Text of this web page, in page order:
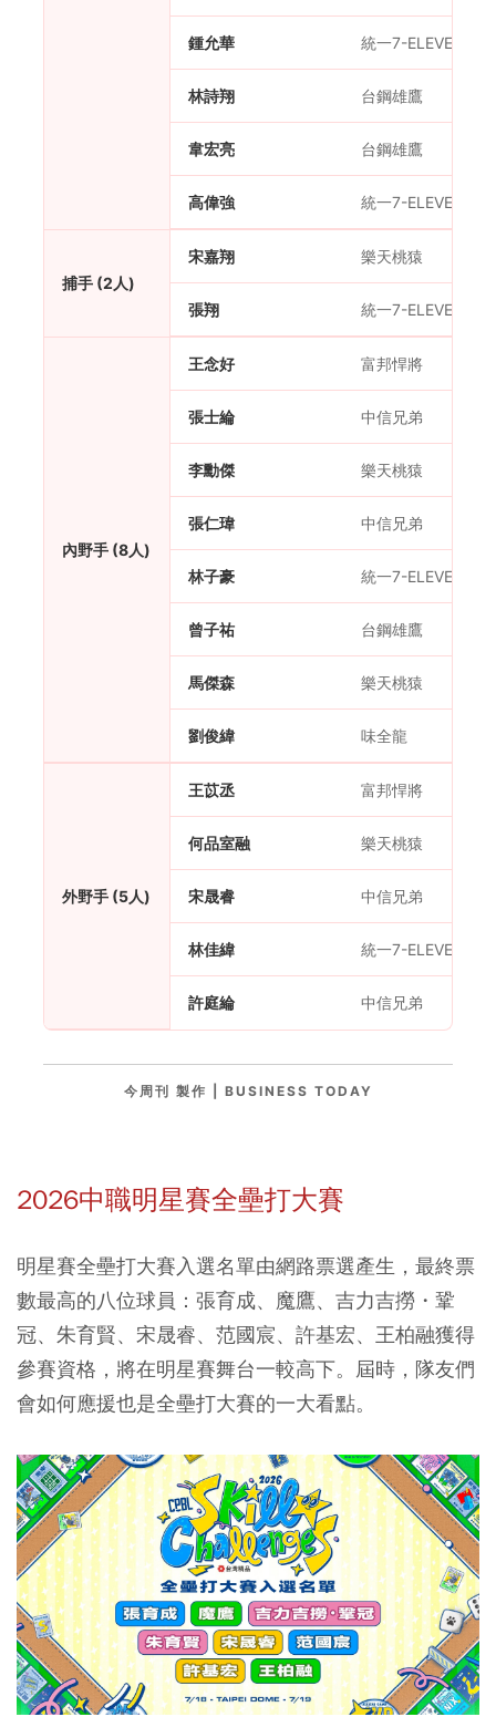
鍾允華 統一7-ELEVEn獅
林詩翔 台鋼雄鷹
韋宏亮 台鋼雄鷹
高偉強 統一7-ELEVEn獅
捕手 (2人)
宋嘉翔 樂天桃猿
張翔 統一7-ELEVEn獅
內野手 (8人)
王念好 富邦悍將
張士綸 中信兄弟
李勳傑 樂天桃猿
張仁瑋 中信兄弟
林子豪 統一7-ELEVEn獅
曾子祐 台鋼雄鷹
馬傑森 樂天桃猿
劉俊緯 味全龍
外野手 (5人)
王苡丞 富邦悍將
何品室融 樂天桃猿
宋晟睿 中信兄弟
林佳緯 統一7-ELEVEn獅
許庭綸 中信兄弟
今周刊 製作 | BUSINESS TODAY
2026中職明星賽全壘打大賽
明星賽全壘打大賽入選名單由網路票選產生，最終票
數最高的八位球員：張育成、魔鷹、吉力吉撈・鞏
冠、朱育賢、宋晟睿、范國宸、許基宏、王柏融獲得
參賽資格，將在明星賽舞台一較高下。屆時，隊友們
會如何應援也是全壘打大賽的一大看點。